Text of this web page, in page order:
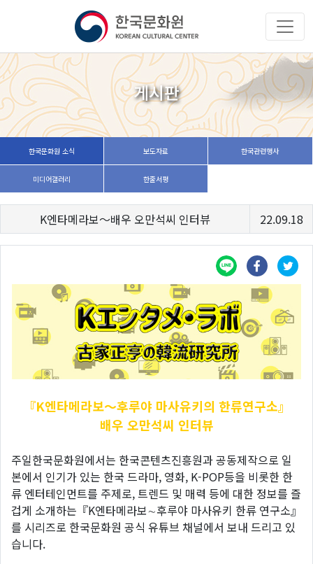
게시판
한국문화원 소식 보도자료 한국관련행사
미디어갤러리 한줄서평
K엔타메라보～배우 오만석씨 인터뷰 22.09.18
『K엔타메라보～후루야 마사유키의 한류연구소』
배우 오만석씨 인터뷰
주일한국문화원에서는 한국콘텐츠진흥원과 공동제작으로 일
본에서 인기가 있는 한국 드라마, 영화, K-POP등을 비롯한 한
류 엔터테인먼트를 주제로, 트렌드 및 매력 등에 대한 정보를 즐
겁게 소개하는『K엔타메라보∼후루야 마사유키 한류 연구소』
를 시리즈로 한국문화원 공식 유튜브 채널에서 보내 드리고 있
습니다.